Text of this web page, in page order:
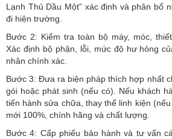
Lạnh Thủ Dầu Một” xác định và phân bổ
đi hiện trường.
Bước 2: Kiểm tra toàn bộ máy, móc,
Xác định bộ phận, lỗi, mức độ hư hỏng
nhân chính xác.
Bước 3: Đưa ra biện pháp thích hợp nhất
gói hoặc phát sinh (nếu có). Nếu khách
tiến hành sửa chữa, thay thế linh kiện
mới 100%, chính hãng và chất lượng.
Bước 4: Cấp phiếu bảo hành và tư vấn